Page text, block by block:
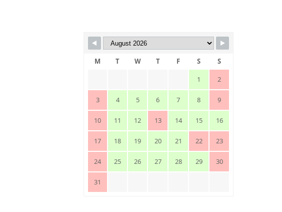
M T W T F S
S
1
2
3 4 5 6 7 8 9
10 11 12 13 14 15 16
17 18 19 20 21 22 23
24 25 26 27 28 29 30
31